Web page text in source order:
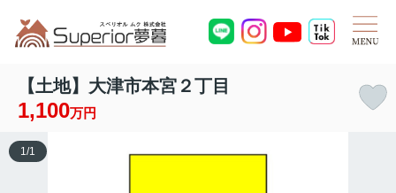
【土地】大津市本宮２丁目
1,100万円
1 /1